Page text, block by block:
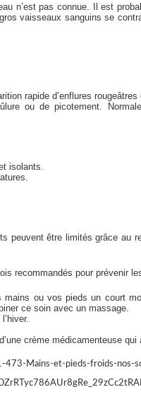
n’est pas connue. Il est
vaisseaux sanguins se
rapide d’enflures
ou de picotement.
isolants.
peuvent être limités grâce au
recommandés pour prévenir
ou vos pieds un court
ce soin avec un massage.
crème médicamenteuse qui
473-Mains-et-pieds-froids-nos-